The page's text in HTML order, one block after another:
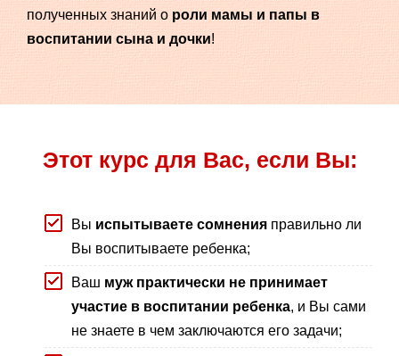
полученных знаний о роли мамы и папы в
воспитании сына и дочки!
Этот курс для Вас, если Вы:
Вы испытываете сомненияправильно ли
Вы воспитываете ребенка;
Ваш муж практически не принимает
участие в воспитании ребенка, и Вы сами
не знаете в чем заключаются его задачи;